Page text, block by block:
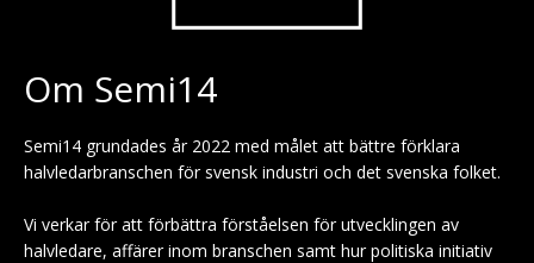
Om Semi14
Semi14 grundades år 2022 med målet att bättre förklara
halvledarbranschen för svensk industri och det svenska folket.
Vi verkar för att förbättra förståelsen för utvecklingen av
halvledare, affärer inom branschen samt hur politiska initiativ